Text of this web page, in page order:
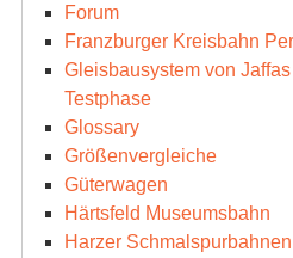
Forum
Franzburger Kreisbahn
Gleisbausystem von
Testphase
Glossary
Größenvergleiche
Güterwagen
Härtsfeld Museumsbahn
Harzer Schmalspurbahnen